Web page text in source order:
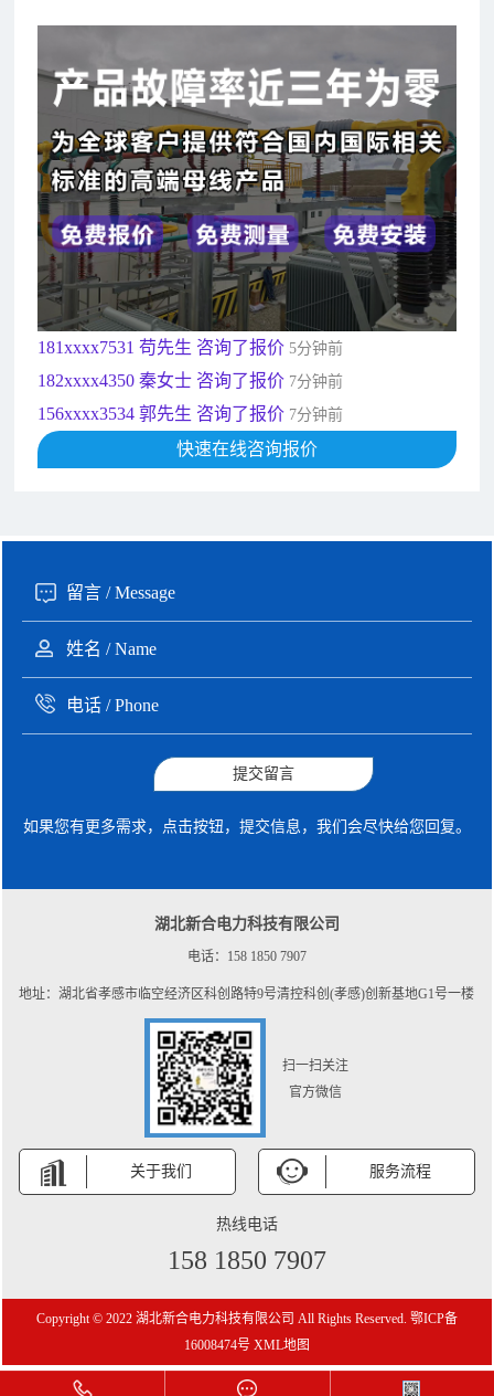
182xxxx4350 秦女士 咨询了报价7分钟前
156xxxx3534 郭先生 咨询了报价7分钟前
192xxxx2920 周先生 咨询了报价10分钟前
189xxxx6562 王先生 咨询了报价1秒前
190xxxx3508 徐女士 咨询了报价
135xxxx6654 张先生 咨询了报价1分钟前
181xxxx7531 苟先生 咨询了报价 5分钟前
182xxxx4350 秦女士 咨询了报价 7分钟前
156xxxx3534 郭先生 咨询了报价 7分钟前
192xxxx2920 周先生 咨询了报价10分钟前
135xxxx6654 张先生 咨询了报价
快速在线咨询报价
提交留言
如果您有更多需求，点击按钮，提交信息，我们会尽快给您回复。
湖北新合电力科技有限公司
电话：158 1850 7907
地址：湖北省孝感市临空经济区科创路特9号清控科创(孝感)创新基地G1号一楼
扫一扫关注
官方微信
关于我们 服务流程
热线电话
158 1850 7907
Copyright © 2022 湖北新合电力科技有限公司 All Rights Reserved. 鄂ICP备
16008474号 XML地图